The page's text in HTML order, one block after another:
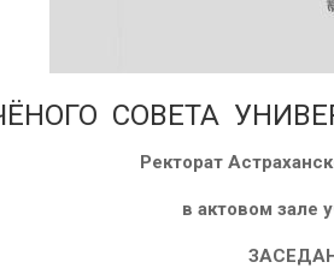
СОВЕТА
Ректорат
в актовом зале